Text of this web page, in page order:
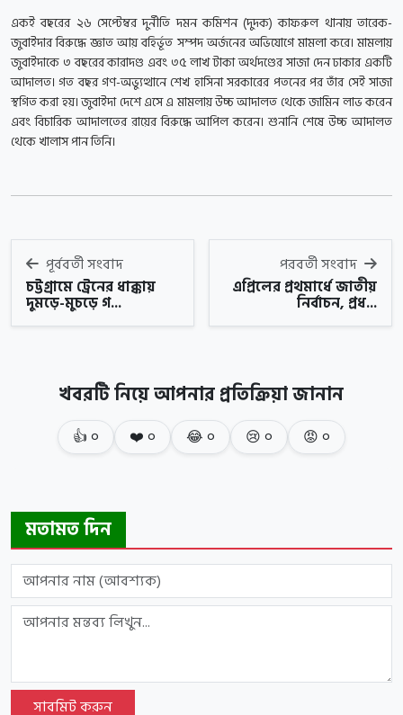
একই বছরের ২৬ সেপ্টেম্বর দুর্নীতি দমন কমিশন (দুদক) কাফরুল থানায় তারেক-
জুবাইদার বিরুদ্ধে জ্ঞাত আয় বহির্ভূত সম্পদ অর্জনের অভিযোগে মামলা করে। মামলায়
জুবাইদাকে ৩ বছরের কারাদণ্ড এবং ৩৫ লাখ টাকা অর্থদণ্ডের সাজা দেন ঢাকার একটি
আদালত। গত বছর গণ-অভ্যুত্থানে শেখ হাসিনা সরকারের পতনের পর তাঁর সেই সাজা
স্থগিত করা হয়। জুবাইদা দেশে এসে এ মামলায় উচ্চ আদালত থেকে জামিন লাভ করেন
এবং বিচারিক আদালতের রায়ের বিরুদ্ধে আপিল করেন। শুনানি শেষে উচ্চ আদালত
থেকে খালাস পান তিনি।
পূর্ববর্তী সংবাদ
চট্টগ্রামে ট্রেনের ধাক্কায়
দুমড়ে-মুচড়ে গ...
পরবর্তী সংবাদ
এপ্রিলের প্রথমার্ধে জাতীয়
নির্বাচন, প্রধ...
খবরটি নিয়ে আপনার প্রতিক্রিয়া জানান
👍০ ❤️০ 😂০ 😢০ 😡০
মতামত দিন
সাবমিট করুন